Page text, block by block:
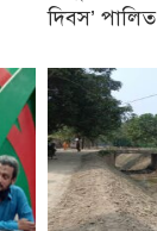
দিবস’ পালিত